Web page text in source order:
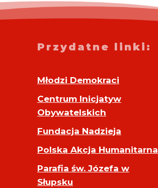
Przydatne linki:
Młodzi Demokraci
Centrum Inicjatyw
Obywatelskich
Fundacja Nadzieja
Polska Akcja Humanitarna
Parafia św. Józefa w
Słupsku